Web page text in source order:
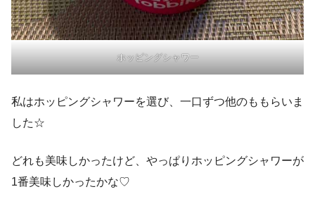
ホッピングシャワー
私はホッピングシャワーを選び、一口ずつ他のももらいま
した☆
どれも美味しかったけど、やっぱりホッピングシャワーが
1番美味しかったかな♡